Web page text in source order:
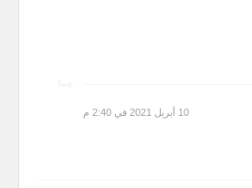
10 أبريل 2021 في 2:40 م